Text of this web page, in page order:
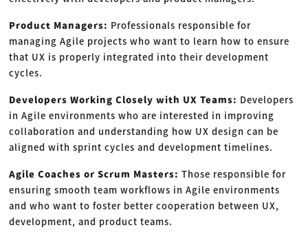
Product Managers: Professionals responsible for
managing Agile projects who want to learn how to ensure
that UX is properly integrated into their development
cycles.
Developers Working Closely with UX Teams: Developers
in Agile environments who are interested in improving
collaboration and understanding how UX design can be
aligned with sprint cycles and development timelines.
Agile Coaches or Scrum Masters: Those responsible for
ensuring smooth team workflows in Agile environments
and who want to foster better cooperation between UX,
development, and product teams.